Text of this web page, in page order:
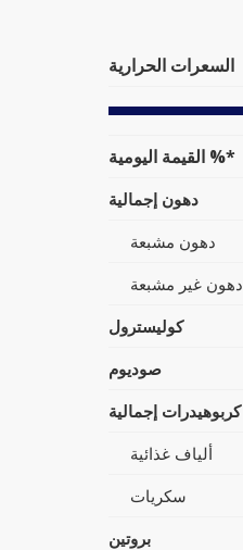
السعرات الحرارية
القيمة اليومية %*
دهون إجمالية
دهون مشبعة
دهون غير مشبعة
كوليسترول
صوديوم
كربوهيدرات إجمالية
ألياف غذائية
سكريات
بروتين